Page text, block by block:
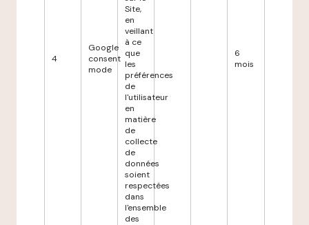
4
Google
consent
mode
Site,
en
veillant
à ce
que
les
préférences
de
l'utilisateur
en
matière
de
collecte
de
données
soient
respectées
dans
l'ensemble
des
6
mois